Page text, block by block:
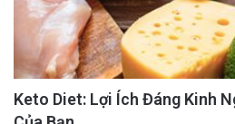
Keto Diet: Lợi Ích Đáng Kinh